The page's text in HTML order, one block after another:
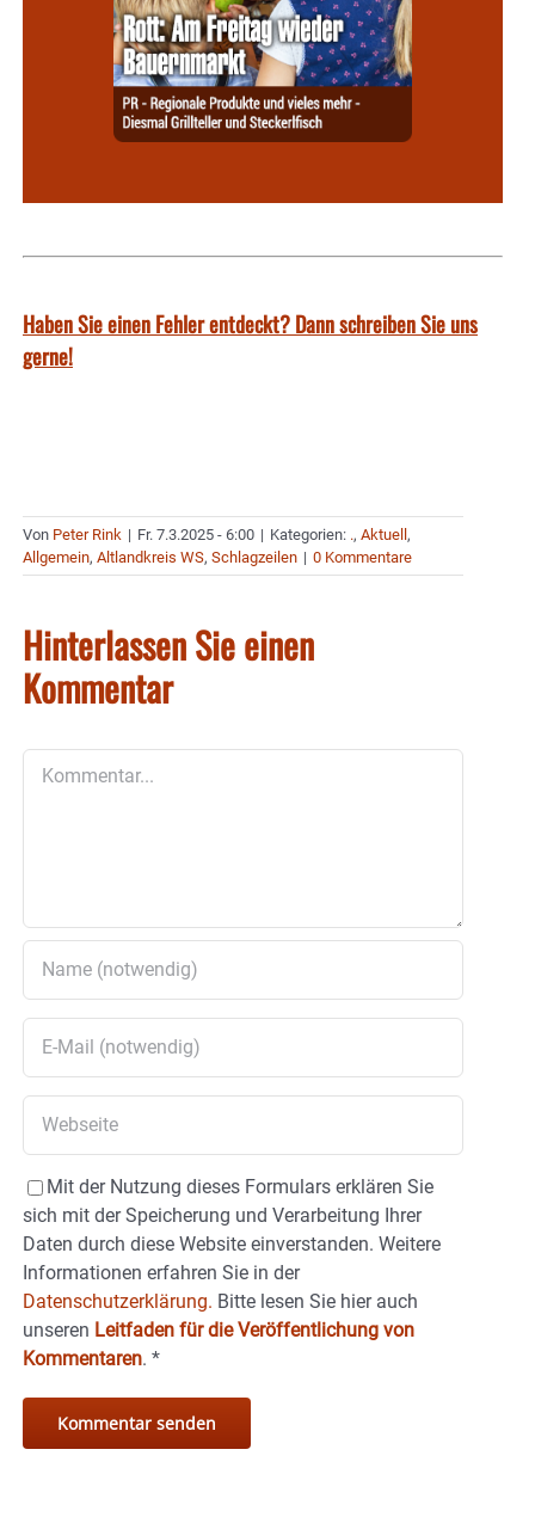
Haben Sie einen Fehler entdeckt? Dann schreiben Sie uns
gerne!
Von Peter Rink | Fr. 7.3.2025 - 6:00 | Kategorien: ., Aktuell,
Allgemein, Altlandkreis WS, Schlagzeilen | 0 Kommentare
Hinterlassen Sie einen
Kommentar
Mit der Nutzung dieses Formulars erklären Sie
sich mit der Speicherung und Verarbeitung Ihrer
Daten durch diese Website einverstanden. Weitere
Informationen erfahren Sie in der
Datenschutzerklärung. Bitte lesen Sie hier auch
unseren Leitfaden für die Veröffentlichung von
Kommentaren. *